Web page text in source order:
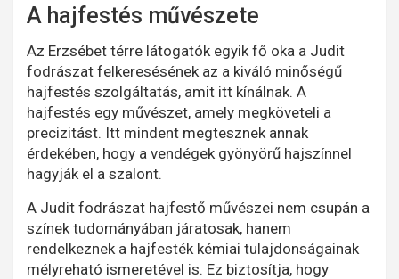
A hajfestés művészete
Az Erzsébet térre látogatók egyik fő oka a Judit
fodrászat felkeresésének az a kiváló minőségű
hajfestés szolgáltatás, amit itt kínálnak. A
hajfestés egy művészet, amely megköveteli a
precizitást. Itt mindent megtesznek annak
érdekében, hogy a vendégek gyönyörű hajszínnel
hagyják el a szalont.
A Judit fodrászat hajfestő művészei nem csupán a
színek tudományában járatosak, hanem
rendelkeznek a hajfesték kémiai tulajdonságainak
mélyreható ismeretével is. Ez biztosítja, hogy